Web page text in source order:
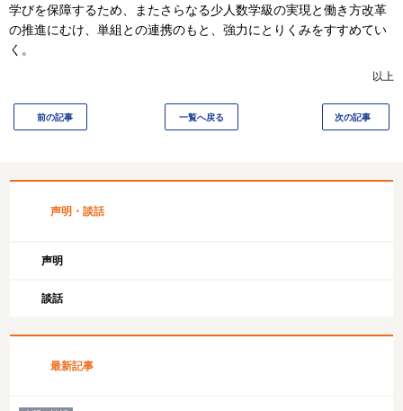
学びを保障するため、またさらなる少人数学級の実現と働き方改革
の推進にむけ、単組との連携のもと、強力にとりくみをすすめてい
く。
以上
前の記事 一覧へ戻る 次の記事
声明・談話
声明
談話
最新記事